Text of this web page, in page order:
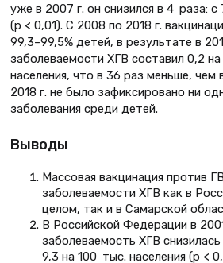
уже в 2007 г. он снизился в 4 раза: с
(p < 0,01). С 2008 по 2018 г.
99,3–99,5% детей, в результате в
заболеваемости ХГВ составил 0,2
населения, что в 36 раз меньше, чем
2018 г. не было зафиксировано ни
заболевания среди детей.
Выводы
Массовая вакцинация против
заболеваемости ХГВ как в
целом, так и в Самарской
В Российской Федерации в
заболеваемость ХГВ
9,3 на 100 тыс. населения (p <